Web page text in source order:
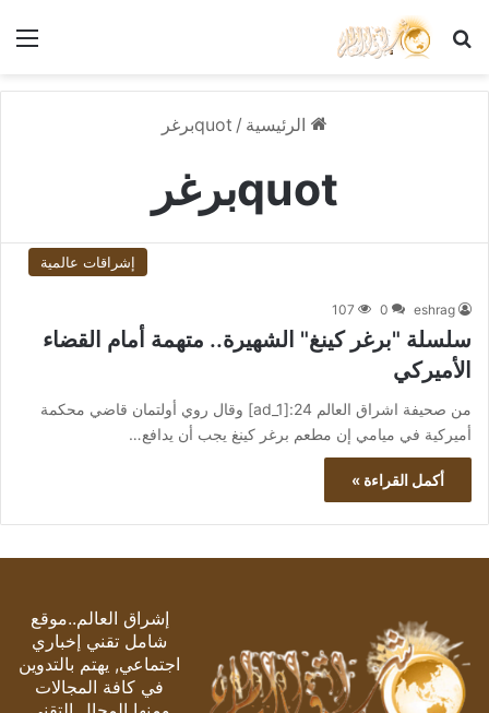
بحث عن
الرئيسية / quotبرغر
quotبرغر
إشراقات عالمية
eshrag
0
107
سلسلة "برغر كينغ" الشهيرة.. متهمة أمام القضاء
الأميركي
من صحيفة اشراق العالم 24:[ad_1] وقال روي أولتمان قاضي محكمة
أميركية في ميامي إن مطعم برغر كينغ يجب أن يدافع…
أكمل القراءة »
إشراق العالم..موقع
شامل تقني إخباري
اجتماعي, يهتم بالتدوين
في كافة المجالات